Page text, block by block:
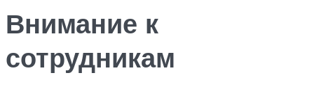
Внимание к
сотрудникам